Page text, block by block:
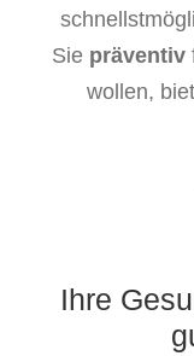
Sie präventiv
wollen,
Ihre